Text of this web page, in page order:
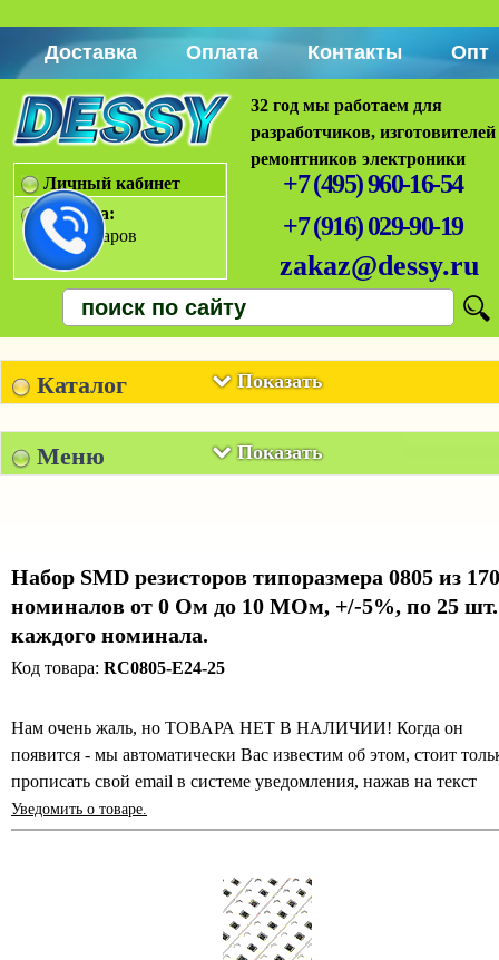
Доставка Оплата Контакты Опт
32 год мы работаем для
разработчиков,
ремонтников электроники
+7 (495) 960-16-54
+7 (916) 029-90-19
zakaz@dessy.ru
Личный кабинет
Корзина:
Нет товаров
Показать
Каталог
Показать
Меню
Набор SMD резисторов типоразмера 0805 из 170
номиналов от 0 Ом до 10 МОм, +/-5%, по 25 шт.
каждого номинала.
Код товара: RC0805-E24-25
Нам очень жаль, но ТОВАРА НЕТ В НАЛИЧИИ! Когда он
появится - мы автоматически Вас известим об этом, стоит
прописать свой email в системе уведомления, нажав на текст
Уведомить о товаре.